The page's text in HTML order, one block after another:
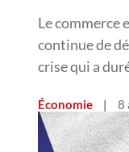
Le commerce
continue de
crise qui a
Économie | 8